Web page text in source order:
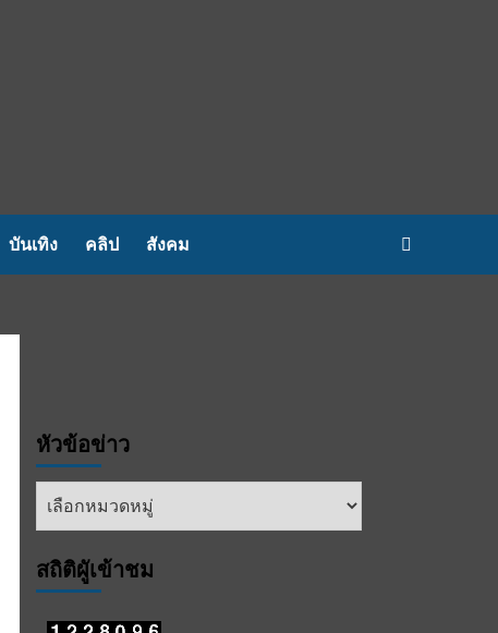
บันเทิง คลิป สังคม
หัวข้อข่าว
หัวข้อ
สถิติผูัเข้าชม